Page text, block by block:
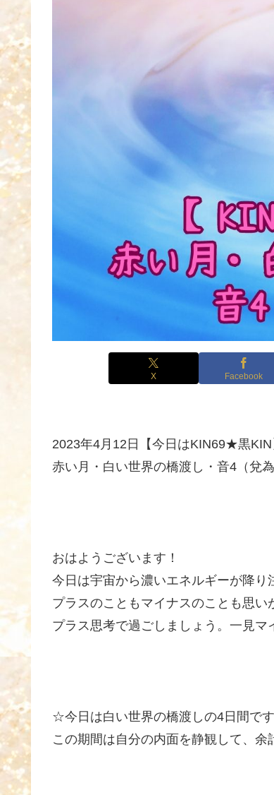
X Facebook
2023年4月12日【今日はKIN69★黒KIN
赤い月・白い世界の橋渡し・音4（兌為
おはようございます！
今日は宇宙から濃いエネルギーが降り
プラスのこともマイナスのことも思い
プラス思考で過ごしましょう。一見マ
☆今日は白い世界の橋渡しの4日間です
この期間は自分の内面を静観して、余